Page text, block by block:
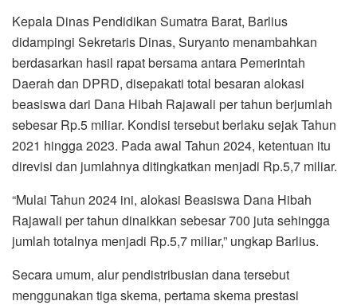
Kepala Dinas Pendidikan Sumatra Barat, Barlius
didampingi Sekretaris Dinas, Suryanto menambahkan
berdasarkan hasil rapat bersama antara Pemerintah
Daerah dan DPRD, disepakati total besaran alokasi
beasiswa dari Dana Hibah Rajawali per tahun berjumlah
sebesar Rp.5 miliar. Kondisi tersebut berlaku sejak Tahun
2021 hingga 2023. Pada awal Tahun 2024, ketentuan itu
direvisi dan jumlahnya ditingkatkan menjadi Rp.5,7 miliar.
“Mulai Tahun 2024 ini, alokasi Beasiswa Dana Hibah
Rajawali per tahun dinaikkan sebesar 700 juta sehingga
jumlah totalnya menjadi Rp.5,7 miliar,” ungkap Barlius.
Secara umum, alur pendistribusian dana tersebut
menggunakan tiga skema, pertama skema prestasi